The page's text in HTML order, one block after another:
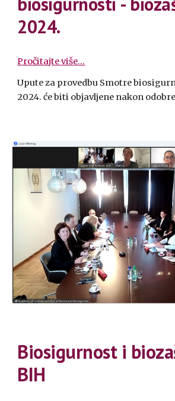
2024.
Pročitajte više...
Upute za provedbu Smotre
2024. će biti objavljene nakon
Biosigurnost i
BIH